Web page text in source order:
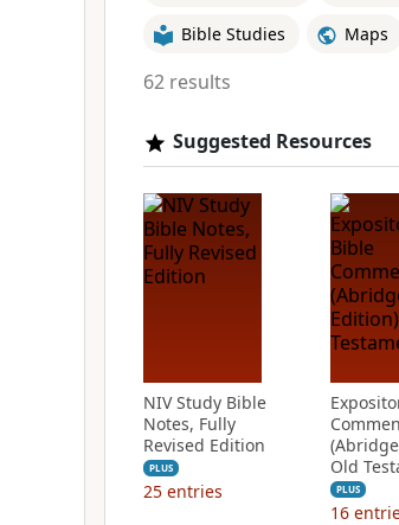
Bible Studies Maps
62 results
Suggested Resources
NIV Study Bible
Notes, Fully
Revised Edition
PLUS
25 entries
Old
PLUS
16